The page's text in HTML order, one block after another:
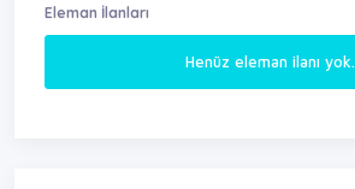
Eleman İlanları
Henüz eleman ilanı yok.